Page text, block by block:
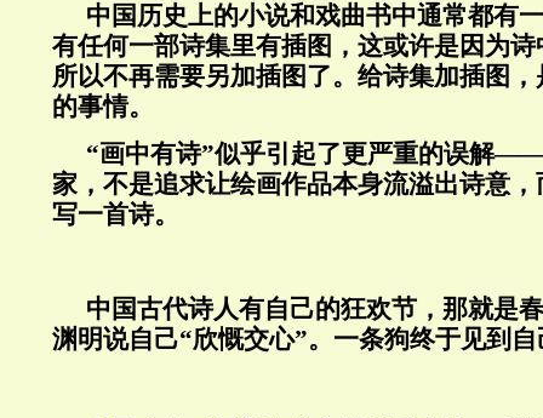
中国历史上的小说和戏曲书中通常都有
有任何一部诗集里有插图，这或许是因为
所以不再需要另加插图了。给诗集加插图
的事情。
“画中有诗”似乎引起了更严重的误解
家，不是追求让绘画作品本身流溢出诗意
写一首诗。
中国古代诗人有自己的狂欢节，那就是
渊明说自己“欣慨交心”。一条狗终于见到